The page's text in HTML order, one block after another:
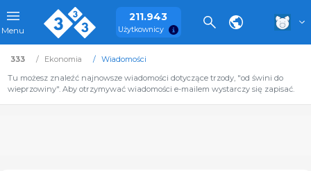
Menu
211.943
Użytkownicy
333 Ekonomia
Wiadomości
Tu możesz znaleźć najnowsze wiadomości dotyczące trzody, "od świni do
wieprzowiny". Aby otrzymywać wiadomości e-mailem wystarczy się zapisać.